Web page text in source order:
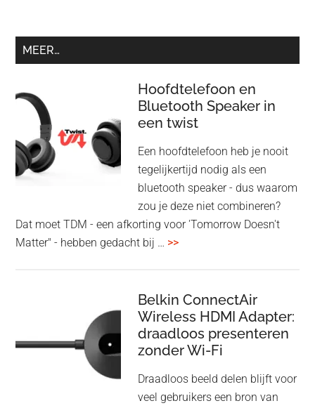
MEER…
Hoofdtelefoon en
Bluetooth Speaker in
een twist
Een hoofdtelefoon heb je nooit
tegelijkertijd nodig als een
bluetooth speaker - dus waarom
zou je deze niet combineren?
Dat moet TDM - een afkorting voor 'Tomorrow Doesn't
Matter" - hebben gedacht bij … >>overHoofdtelefoon
Speaker
in
een
twist
Belkin ConnectAir
Wireless HDMI Adapter:
draadloos presenteren
zonder Wi-Fi
Draadloos beeld delen blijft voor
veel gebruikers een bron van